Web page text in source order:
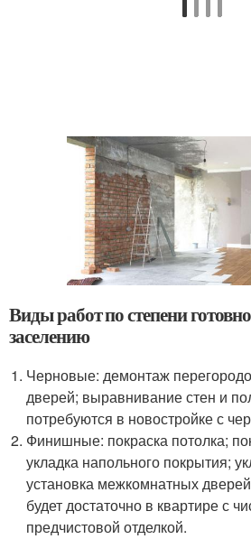
Виды работ по степени
заселению
Черновые: демонтаж
дверей; выравнивание стен и
потребуются в новостройке с
Финишные: покраска потолка;
укладка напольного покрытия;
установка межкомнатных
будет достаточно в квартире с
предчистовой отделкой.